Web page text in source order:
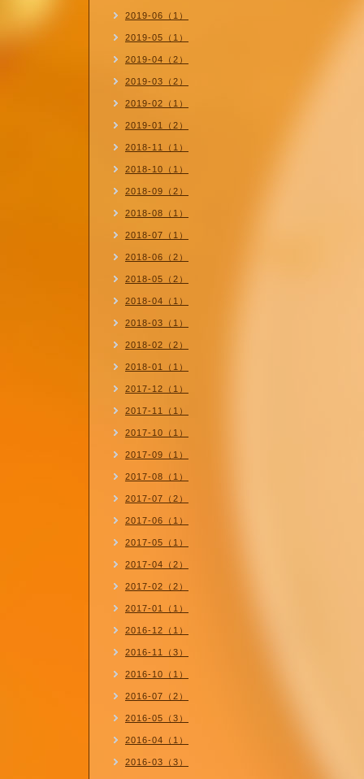
2019-06（1）
2019-05（1）
2019-04（2）
2019-03（2）
2019-02（1）
2019-01（2）
2018-11（1）
2018-10（1）
2018-09（2）
2018-08（1）
2018-07（1）
2018-06（2）
2018-05（2）
2018-04（1）
2018-03（1）
2018-02（2）
2018-01（1）
2017-12（1）
2017-11（1）
2017-10（1）
2017-09（1）
2017-08（1）
2017-07（2）
2017-06（1）
2017-05（1）
2017-04（2）
2017-02（2）
2017-01（1）
2016-12（1）
2016-11（3）
2016-10（1）
2016-07（2）
2016-05（3）
2016-04（1）
2016-03（3）